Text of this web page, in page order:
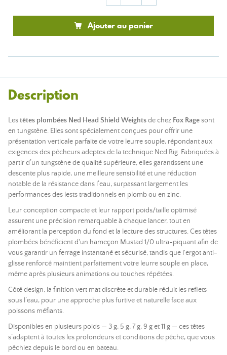
Ajouter au panier
Description
Lestêtes plombées Ned Head Shield Weightsde chez Fox Ragesont
en tungstène. Elles sont spécialement conçues pour offrir une
présentation verticale parfaite de votre leurre souple, répondant aux
exigences des pêcheurs adeptes de la technique Ned Rig. Fabriquées à
partir d’un tungstène de qualité supérieure, elles garantissent une
descente plus rapide, une meilleure sensibilité et une réduction
notable de la résistance dans l’eau, surpassant largement les
performances des lests traditionnels en plomb ou en zinc.
Leur conception compacte et leur rapport poids/taille optimisé
assurent une précision remarquable à chaque lancer, tout en
améliorant la perception du fond et la lecture des structures. Ces têtes
plombées bénéficient d'un hameçon Mustad 1/0 ultra-piquant afin de
vous garantir un ferrage instantané et sécurisé, tandis que l'ergot anti-
glisse renforcé maintient parfaitement votre leurre souple en place,
même après plusieurs animations ou touches répétées.
Côté design, la finition vert mat discrète et durable réduit les reflets
sous l’eau, pour une approche plus furtive et naturelle face aux
poissons méfiants.
Disponibles en plusieurs poids — 3 g, 5 g, 7 g, 9 g et 11 g — ces têtes
s’adaptent à toutes les profondeurs et conditions de pêche, que vous
pêchiez depuis le bord ou en bateau.